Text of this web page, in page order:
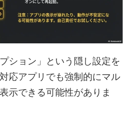
ション」という隠し設定を
応アプリでも強制的にマル
示できる可能性がありま